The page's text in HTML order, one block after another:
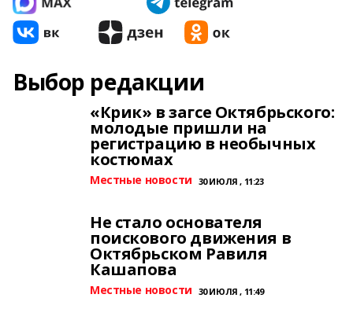
Выбор редакции
«Крик» в загсе Октябрьского:
молодые пришли на
регистрацию в необычных
костюмах
Местные новости 30 ИЮЛЯ , 11:23
Не стало основателя
поискового движения в
Октябрьском Равиля
Кашапова
Местные новости 30 ИЮЛЯ , 11:49